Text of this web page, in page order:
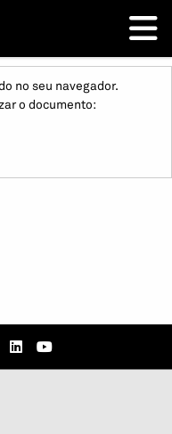
no seu navegador.
o documento: